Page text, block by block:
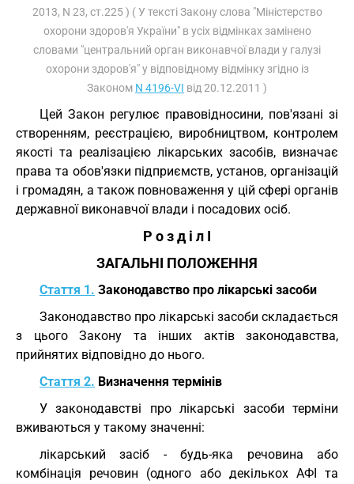
2013, N 23, ст.225 ) ( У тексті Закону слова "Міністерство
охорони здоров'я України" в усіх відмінках замінено
словами "центральний орган виконавчої влади у галузі
охорони здоров'я" у відповідному відмінку згідно із
Законом N 4196-VI від 20.12.2011 )
Цей Закон регулює правовідносини, пов'язані зі
створенням, реєстрацією, виробництвом, контролем
якості та реалізацією лікарських засобів, визначає
права та обов'язки підприємств, установ, організацій
і громадян, а також повноваження у цій сфері органів
державної виконавчої влади і посадових осіб.
Р о з д і л I
ЗАГАЛЬНІ ПОЛОЖЕННЯ
Стаття 1. Законодавство про лікарські засоби
Законодавство про лікарські засоби складається
з цього Закону та інших актів законодавства,
прийнятих відповідно до нього.
Стаття 2. Визначення термінів
У законодавстві про лікарські засоби терміни
вживаються у такому значенні:
лікарський засіб - будь-яка речовина або
комбінація речовин (одного або декількох АФІ та